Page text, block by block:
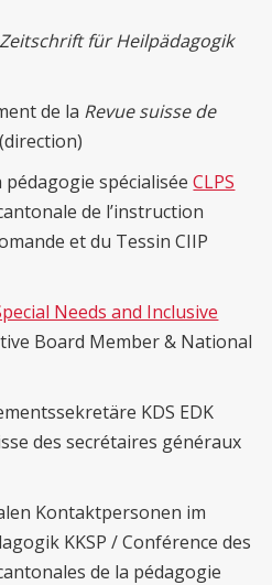
für Heilpädagogik
de la Revue suisse de
pédagogie spécialiséeCLPS
de l’instruction
et du Tessin CIIP
Needs and Inclusive
Board Member & National
KDS EDK
des secrétaires généraux
Kontaktpersonen im
KKSP / Conférence des
de la pédagogie